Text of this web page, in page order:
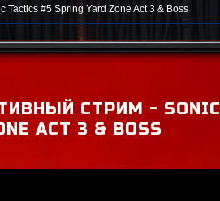
Tactics #5 Spring Yard Zone Act 3 & Boss
СТРИМ - SONIC
ACT 3 & BOSS